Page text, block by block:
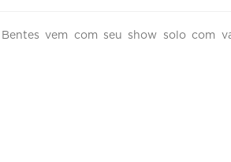
vem com seu show solo com